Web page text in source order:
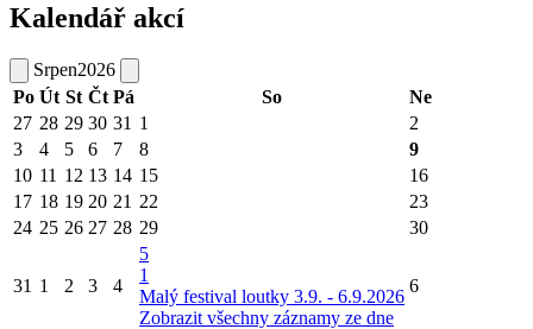
Kalendář akcí
Srpen2026
Po Út St Čt Pá So
Ne
27 28 29 30 31 1
2
3
4 5 6 7 8
9
10 11 12 13 14 15
16
17 18 19 20 21 22
23
24 25 26 27 28 29 30
31 1 2 3 4
5
1
Malý festival loutky 3.9. - 6.9.2026
Zobrazit všechny záznamy ze dne
6